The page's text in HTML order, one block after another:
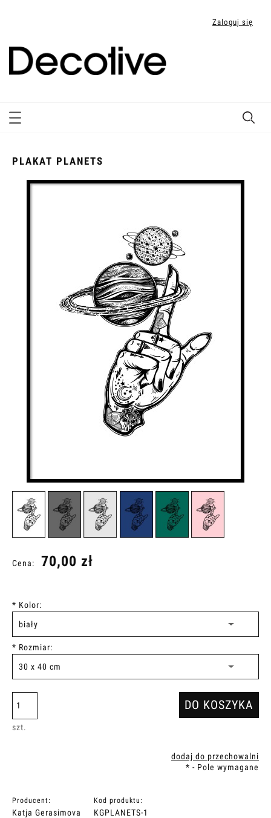
Zaloguj się
PLAKAT PLANETS
Cena: 70,00 zł
* Kolor:
* Rozmiar:
szt.
DO KOSZYKA
dodaj do przechowalni
* - Pole wymagane
Producent:
Katja Gerasimova
Kod produktu:
KGPLANETS-1